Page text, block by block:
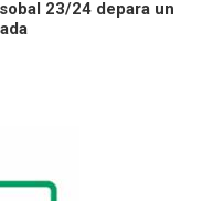
23/24 depara un